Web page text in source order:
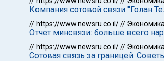
Компания сотовой связи "Голан
// https://www.newsru.co.il/// Экономика
Отчет минсвязи: больше всего
// https://www.newsru.co.il/// Экономика
Сотовая связь за границей.